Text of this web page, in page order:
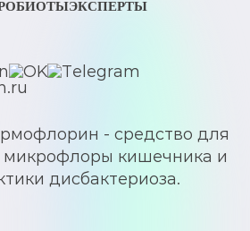
ЭКСПЕРТЫ
- средство для
кишечника и
дисбактериоза.